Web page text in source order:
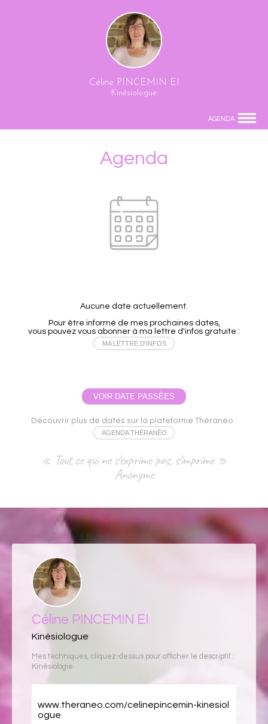
Céline PINCEMIN EI
Kinésiologue
AGENDA
Agenda
Aucune date actuellement.
Pour être informé de mes prochaines dates,
vous pouvez vous abonner à ma lettre d'infos gratuite :
MA LETTRE D'INFOS
VOIR DATE PASSÉES
Découvrir plus de dates sur la plateforme Théranéo :
AGENDA THÉRANÉO
« Tout ce qui ne s'exprime pas, s'imprime »
Anonyme
Céline PINCEMIN EI
Kinésiologue
Mes techniques, cliquez-dessus pour afficher le descriptif :
Kinésiologie
www.theraneo.com/celinepincemin-kinesiol
ogue